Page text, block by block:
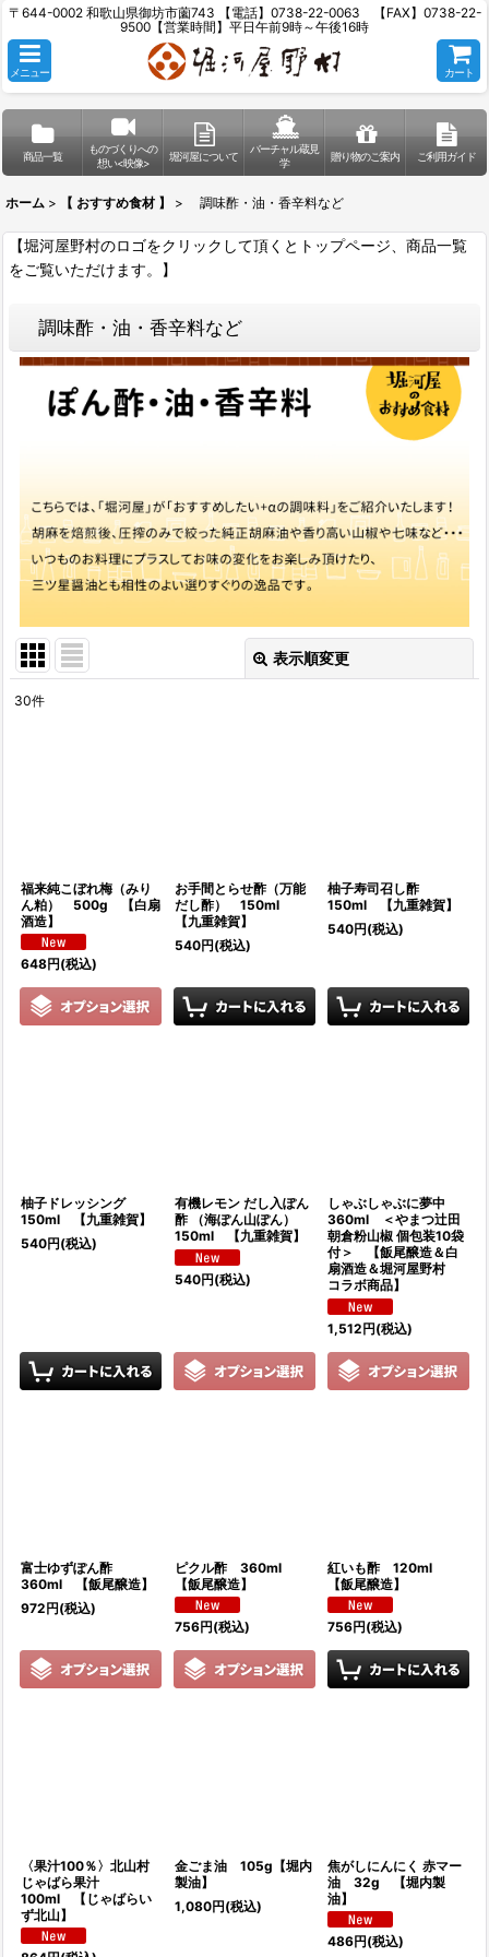
〒644-0002 和歌山県御坊市薗743 【電話】0738-22-0063 【FAX】0738-22-
9500【営業時間】平日午前9時～午後16時
メニュー カート
商品一覧
ものづくりへの
想い<映像>
堀河屋について
バーチャル蔵見
学
贈り物のご案内 ご利用ガイド
ホーム > 【 おすすめ食材 】 > 調味酢・油・香辛料など
【堀河屋野村のロゴをクリックして頂くとトップページ、商品一覧
をご覧いただけます。】
調味酢・油・香辛料など
表示順変更
30件
福来純こぼれ梅（みり
ん粕） 500g 【白扇
酒造】
648円(税込)
お手間とらせ酢（万能
だし酢） 150ml
【九重雑賀】
540円(税込)
柚子寿司召し酢
150ml 【九重雑賀】
540円(税込)
柚子ドレッシング
150ml 【九重雑賀】
540円(税込)
有機レモン だし入ぽん
酢 （海ぽん山ぽん）
150ml 【九重雑賀】
540円(税込)
しゃぶしゃぶに夢中
360ml ＜やまつ辻田
朝倉粉山椒 個包装10袋
付＞ 【飯尾醸造＆白
扇酒造＆堀河屋野村
コラボ商品】
1,512円(税込)
富士ゆずぽん酢
360ml 【飯尾醸造】
972円(税込)
ピクル酢 360ml
【飯尾醸造】
756円(税込)
紅いも酢 120ml
【飯尾醸造】
756円(税込)
〈果汁100％〉北山村
じゃばら果汁
100ml 【じゃばらい
ず北山】
金ごま油 105g【堀内
製油】
1,080円(税込)
焦がしにんにく 赤マー
油 32g 【堀内製
油】
486円(税込)